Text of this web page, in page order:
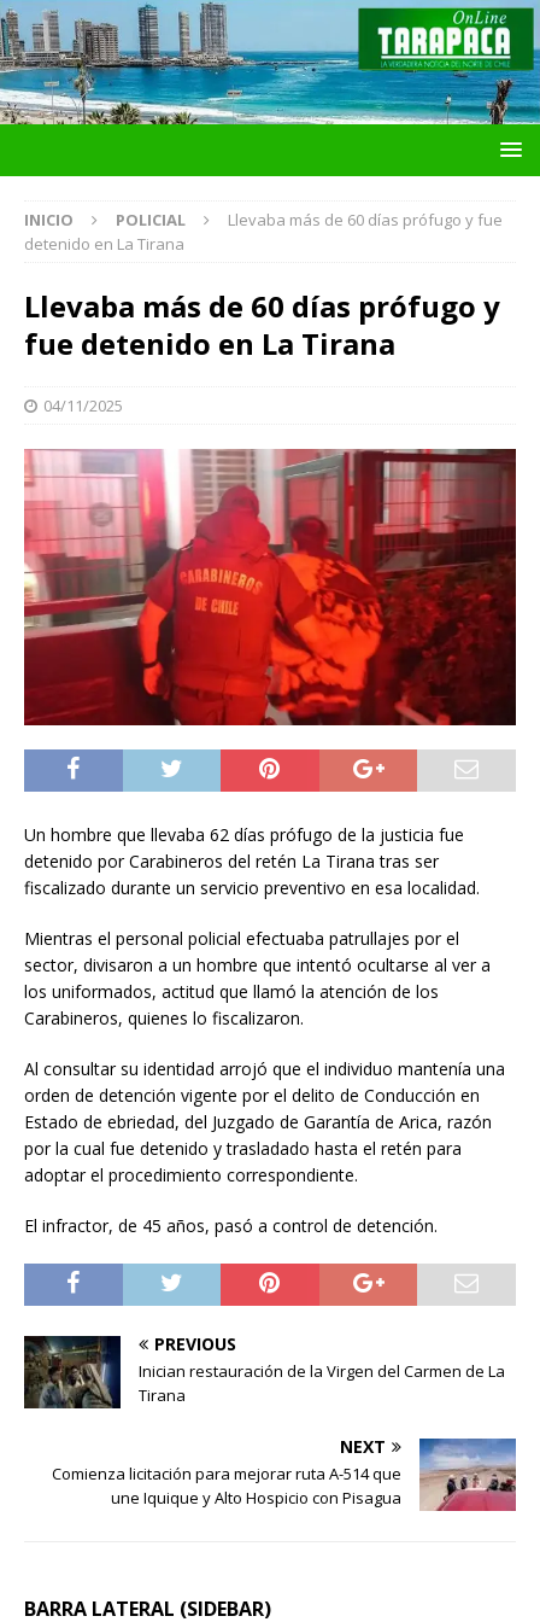
INICIO POLICIAL
Llevaba más de 60 días prófugo y fue
detenido en La Tirana
Llevaba más de 60 días prófugo y
fue detenido en La Tirana
04/11/2025
Un hombre que llevaba 62 días prófugo de la justicia fue
detenido por Carabineros del retén La Tirana tras ser
fiscalizado durante un servicio preventivo en esa localidad.
Mientras el personal policial efectuaba patrullajes por el
sector, divisaron a un hombre que intentó ocultarse al ver a
los uniformados, actitud que llamó la atención de los
Carabineros, quienes lo fiscalizaron.
Al consultar su identidad arrojó que el individuo mantenía una
orden de detención vigente por el delito de Conducción en
Estado de ebriedad, del Juzgado de Garantía de Arica, razón
por la cual fue detenido y trasladado hasta el retén para
adoptar el procedimiento correspondiente.
El infractor, de 45 años, pasó a control de detención.
PREVIOUS
Inician restauración de la Virgen del Carmen de La
Tirana
NEXT
Comienza licitación para mejorar ruta A-514 que
une Iquique y Alto Hospicio con Pisagua
BARRA LATERAL (SIDEBAR)